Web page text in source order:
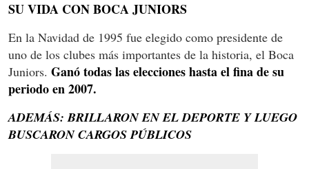
SU VIDA CON BOCA JUNIORS
En la Navidad de 1995 fue elegido como presidente de
uno de los clubes más importantes de la historia, el Boca
Juniors. Ganó todas las elecciones hasta el fina de su
periodo en 2007.
ADEMÁS: BRILLARON EN EL DEPORTE Y LUEGO
BUSCARON CARGOS PÚBLICOS